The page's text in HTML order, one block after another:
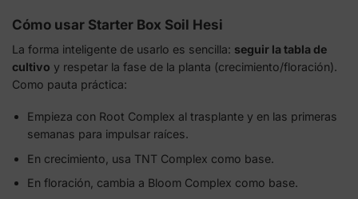
Cómo usar Starter Box Soil Hesi
La forma inteligente de usarlo es sencilla: seguir la tabla de
cultivo y respetar la fase de la planta (crecimiento/floración).
Como pauta práctica:
Empieza con Root Complex al trasplante y en las primeras
semanas para impulsar raíces.
En crecimiento, usa TNT Complex como base.
En floración, cambia a Bloom Complex como base.